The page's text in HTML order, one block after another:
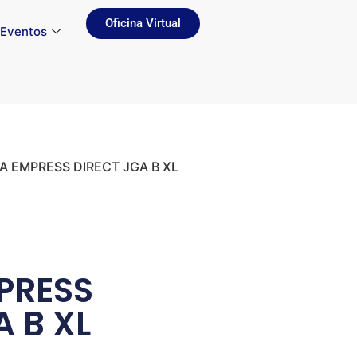
Eventos
Oficina Virtual
EMPRESS DIRECT JGA B XL
B XL